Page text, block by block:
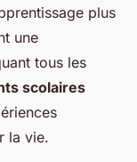
plus
une
tous les
scolaires
la vie.